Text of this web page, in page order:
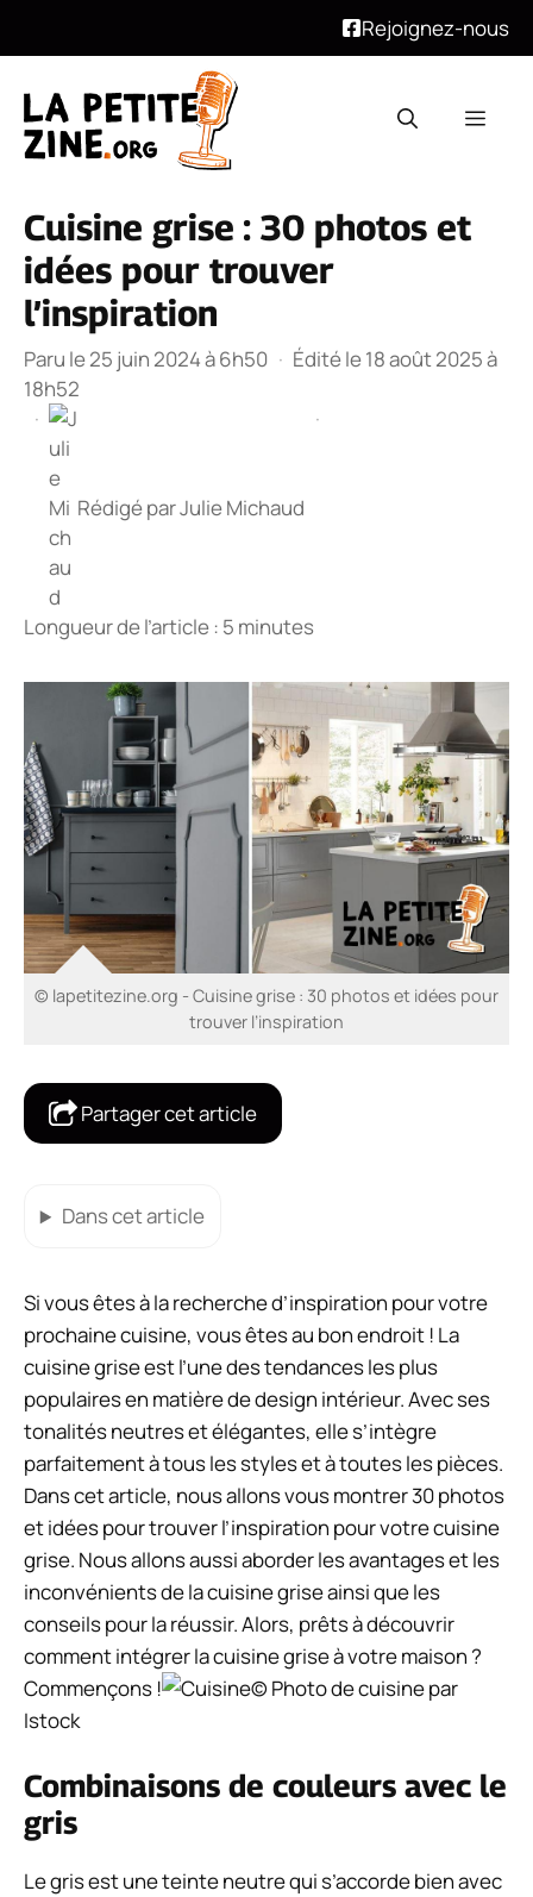
Rejoignez-nous
contenu
Cuisine grise : 30 photos et
idées pour trouver
l’inspiration
Paru le 25 juin 2024 à 6h50 · Édité le 18 août 2025 à
18h52
·
Rédigé parJulie Michaud
·
Longueur de l’article : 5 minutes
© lapetitezine.org - Cuisine grise : 30 photos et idées pour
trouver l’inspiration
Partager cet article
Dans cet article
Si vous êtes à la recherche d’inspiration pour votre
prochaine cuisine, vous êtes au bon endroit ! La
cuisine grise est l’une des tendances les plus
populaires en matière de design intérieur. Avec ses
tonalités neutres et élégantes, elle s’intègre
parfaitement à tous les styles et à toutes les pièces.
Dans cet article, nous allons vous montrer 30 photos
et idées pour trouver l’inspiration pour votre cuisine
grise. Nous allons aussi aborder les avantages et les
inconvénients de la cuisine grise ainsi que les
conseils pour la réussir. Alors, prêts à découvrir
comment intégrer la cuisine grise à votre maison ?
Commençons !
© Photo de cuisine par
Istock
Combinaisons de couleurs avec le
gris
Le gris est une teinte neutre qui s’accorde bien avec